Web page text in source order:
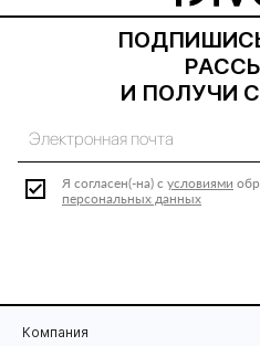
И ПОЛУЧИ
Я согласен(-на) с условиями
персональных данных
Компания